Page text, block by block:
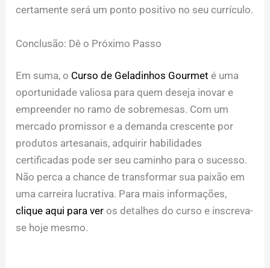
certamente será um ponto positivo no seu currículo.
Conclusão: Dê o Próximo Passo
Em suma, o Curso de Geladinhos Gourmet é uma
oportunidade valiosa para quem deseja inovar e
empreender no ramo de sobremesas. Com um
mercado promissor e a demanda crescente por
produtos artesanais, adquirir habilidades
certificadas pode ser seu caminho para o sucesso.
Não perca a chance de transformar sua paixão em
uma carreira lucrativa. Para mais informações,
clique aqui para ver os detalhes do curso e inscreva-
se hoje mesmo.